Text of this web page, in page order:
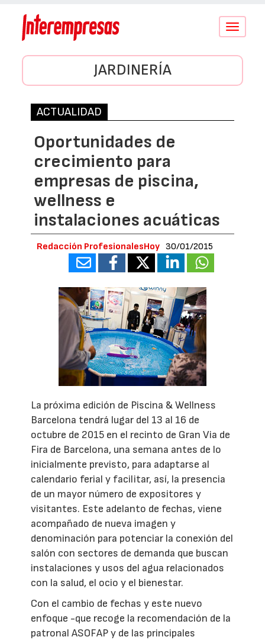
Conmutar
JARDINERÍA
ACTUALIDAD
Oportunidades de
crecimiento para
empresas de piscina,
wellness e
instalaciones acuáticas
Redacción ProfesionalesHoy 30/01/2015
La próxima edición de Piscina & Wellness
Barcelona tendrá lugar del 13 al 16 de
octubre de 2015 en el recinto de Gran Via de
Fira de Barcelona, una semana antes de lo
inicialmente previsto, para adaptarse al
calendario ferial y facilitar, así, la presencia
de un mayor número de expositores y
visitantes. Este adelanto de fechas, viene
acompañado de nueva imagen y
denominación para potenciar la conexión del
salón con sectores de demanda que buscan
instalaciones y usos del agua relacionados
con la salud, el ocio y el bienestar.
Con el cambio de fechas y este nuevo
enfoque -que recoge la recomendación de la
patronal ASOFAP y de las principales